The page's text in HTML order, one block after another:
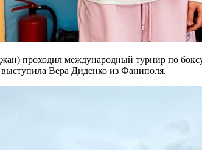
проходил международный турнир по
Вера Диденко из Фаниполя.